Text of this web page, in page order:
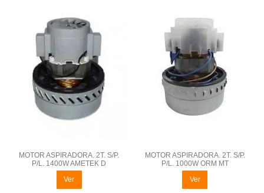
MOTOR ASPIRADORA. 2T. S/P.
P/L. 1400W AMETEK D
Ver
MOTOR ASPIRADORA. 2T. S/P.
P/L. 1000W ORM MT
Ver